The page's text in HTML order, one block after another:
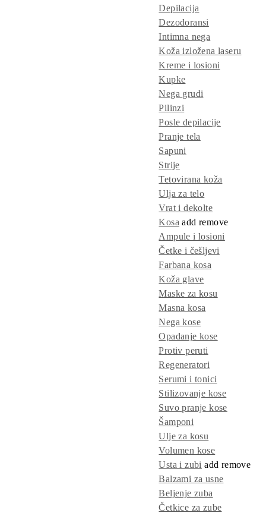
Depilacija
Dezodoransi
Intimna nega
Koža izložena laseru
Kreme i losioni
Kupke
Nega grudi
Pilinzi
Posle depilacije
Pranje tela
Sapuni
Strije
Tetovirana koža
Ulja za telo
Vrat i dekolte
Kosa addremove
Ampule i losioni
Četke i češljevi
Farbana kosa
Koža glave
Maske za kosu
Masna kosa
Nega kose
Opadanje kose
Protiv peruti
Regeneratori
Serumi i tonici
Stilizovanje kose
Suvo pranje kose
Šamponi
Ulje za kosu
Volumen kose
Usta i zubi add remove
Balzami za usne
Beljenje zuba
Četkice za zube